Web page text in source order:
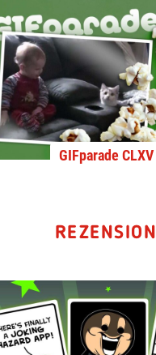
GIFparade CLXV
REZENSION